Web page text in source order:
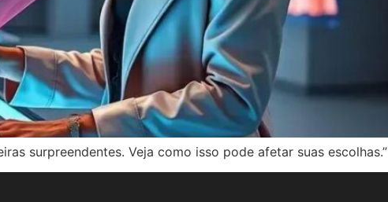
surpreendentes. Veja como isso pode afetar suas escolhas.”